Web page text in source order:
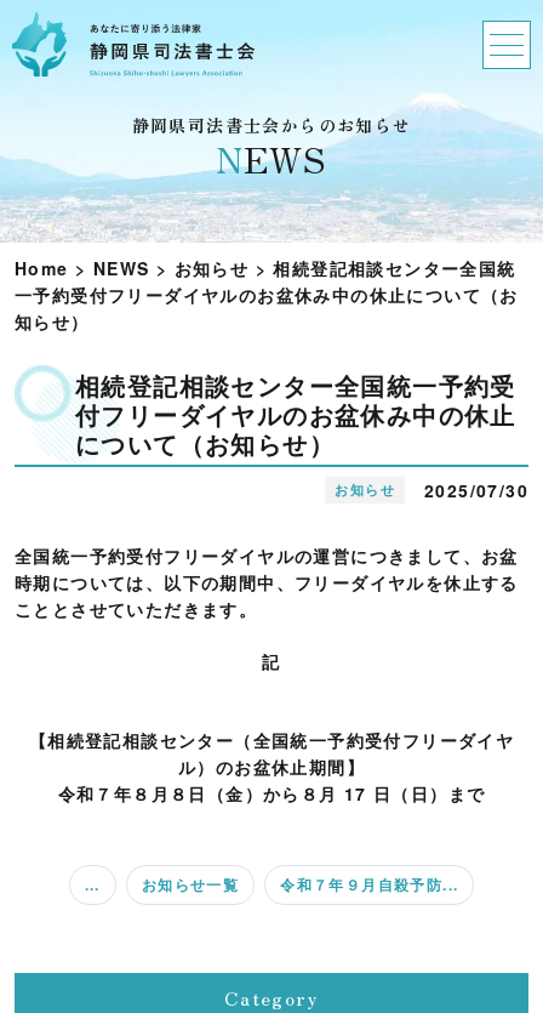
静岡県司法書士会からのお知らせ
NEWS
Home > NEWS > お知らせ >相続登記相談センター全国統
一予約受付フリーダイヤルのお盆休み中の休止について（お
知らせ）
相続登記相談センター全国統一予約受
付フリーダイヤルのお盆休み中の休止
について（お知らせ）
お知らせ 2025/07/30
全国統一予約受付フリーダイヤルの運営につきまして、お盆
時期については、以下の期間中、フリーダイヤルを休止する
こととさせていただきます。
記
【相続登記相談センター（全国統一予約受付フリーダイヤ
ル）のお盆休止期間】
令和７年８月８日（金）から８月 17 日（日）まで
... お知らせ一覧 令和７年９月自殺予防...
Category